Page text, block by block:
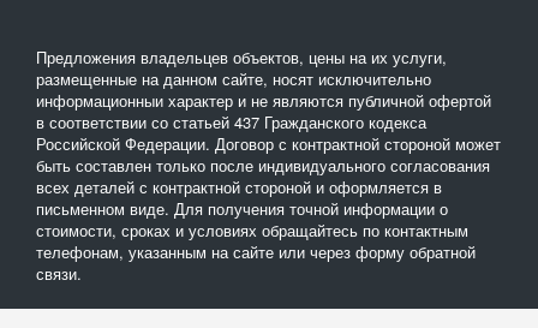
Предложения владельцев объектов, цены на их услуги,
размещенные на данном сайте, носят исключительно
информационныи характер и не являются публичной офертой
в соответствии со статьей 437 Гражданского кодекса
Российской Федерации. Договор с контрактной стороной может
быть составлен только после индивидуального согласования
всех деталей с контрактной стороной и оформляется в
письменном виде. Для получения точной информации о
стоимости, сроках и условиях обращайтесь по контактным
телефонам, указанным на сайте или через форму обратной
связи.